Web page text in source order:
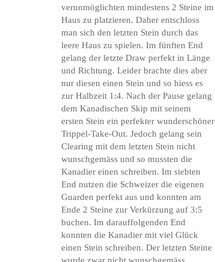
verunmöglichten mindestens 2 Steine im
Haus zu platzieren. Daher entschloss
man sich den letzten Stein durch das
leere Haus zu spielen. Im fünften End
gelang der letzte Draw perfekt in Länge
und Richtung. Leider brachte dies aber
nur diesen einen Stein und so hiess es
zur Halbzeit 1:4. Nach der Pause gelang
dem Kanadischen Skip mit seinem
ersten Stein ein perfekter wunderschöner
Trippel-Take-Out. Jedoch gelang sein
Clearing mit dem letzten Stein nicht
wunschgemäss und so mussten die
Kanadier einen schreiben. Im siebten
End nutzen die Schweizer die eigenen
Guarden perfekt aus und konnten am
Ende 2 Steine zur Verkürzung auf 3:5
buchen. Im darauffolgenden End
konnten die Kanadier mit viel Glück
einen Stein schreiben. Der letzten Steine